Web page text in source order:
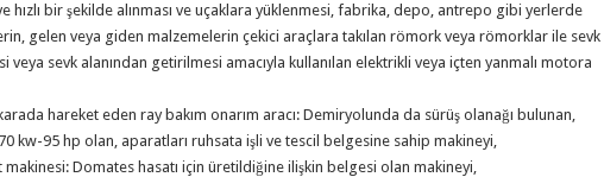
hızlı bir şekilde alınması ve uçaklara yüklenmesi, fabrika, depo, antrepo gibi yerlerde
gelen veya giden malzemelerin çekici araçlara takılan römork veya römorklar ile sevk
veya sevk alanından getirilmesi amacıyla kullanılan elektrikli veya içten yanmalı motora
hareket eden ray bakım onarım aracı: Demiryolunda da sürüş olanağı bulunan,
kw-95 hp olan, aparatları ruhsata işli ve tescil belgesine sahip makineyi,
makinesi: Domates hasatı için üretildiğine ilişkin belgesi olan makineyi,